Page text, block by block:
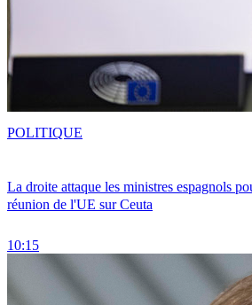
La droite attaque les ministres espagnols
réunion de l'UE sur Ceuta
10:15
POLITIQUE